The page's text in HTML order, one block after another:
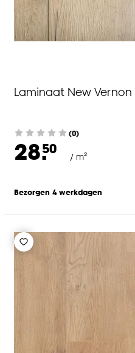
Laminaat New Vernon
(0)
28.50
/ m²
Bezorgen 4 werkdagen